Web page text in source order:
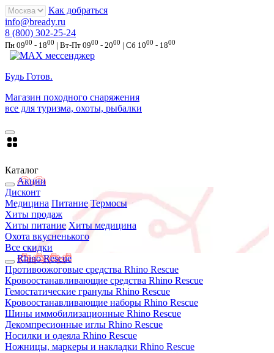
Как добраться
info@bready.ru
8 (800) 302-25-24
Пн 0900 - 1800 | Вт-Пт 0900 - 2000 | Сб 1000 - 1800
Будь Готов.
Магазин походного снаряжения
все для туризма, охоты, рыбалки
Каталог
Акции
Дисконт
Медицина Питание Термосы
Хиты продаж
Хиты питание Хиты медицина
Охота вкусненького
Все скидки
Rhino Rescue
Противоожоговые средства Rhino Rescue
Кровоостанавливающие средства Rhino Rescue
Гемостатические гранулы Rhino Rescue
Кровоостанавливающие наборы Rhino Rescue
Шины иммобилизационные Rhino Rescue
Декомпресионные иглы Rhino Rescue
Носилки и одеяла Rhino Rescue
Ножницы, маркеры и накладки Rhino Rescue